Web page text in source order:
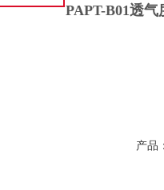
PAPT-B01透气
产品